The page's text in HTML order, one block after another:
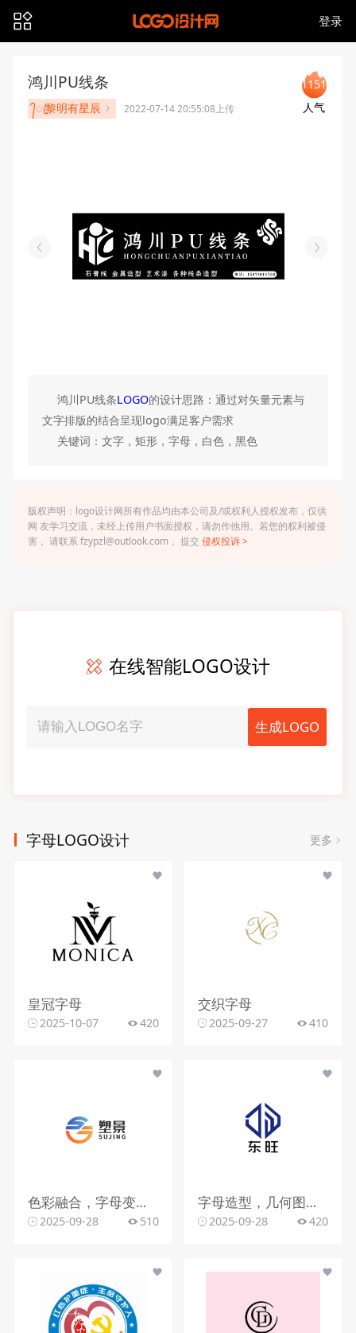
登录
鸿川PU线条
᭄ꦿ黎明有星辰 2022-07-14 20:55:08上传
1151
人气
鸿川PU线条LOGO的设计思路：通过对矢量元素与
文字排版的结合呈现logo满足客户需求
关键词：文字，矩形，字母，白色，黑色
版权声明：logo设计网所有作品均由本公司及/或权利人授权发布，仅供
网 友学习交流，未经上传用户书面授权，请勿作他用。若您的权利被侵
害， 请联系 fzypzl@outlook.com， 提交 侵权投诉 >
在线智能LOGO设计
生成LOGO
字母LOGO设计 更多
皇冠字母
2025-10-07 420
交织字母
2025-09-27 410
色彩融合，字母变形，文字搭配
2025-09-28 510
字母造型，几何图形，蓝色调
2025-09-28 420